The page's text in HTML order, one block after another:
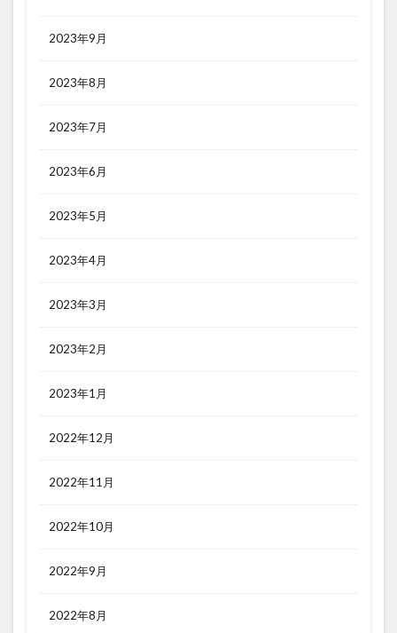
2023年9月
2023年8月
2023年7月
2023年6月
2023年5月
2023年4月
2023年3月
2023年2月
2023年1月
2022年12月
2022年11月
2022年10月
2022年9月
2022年8月